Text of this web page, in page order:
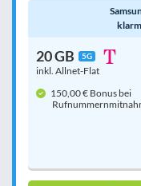
20 GB 5G
inkl. Allnet-Flat
150,00 € Bonus bei